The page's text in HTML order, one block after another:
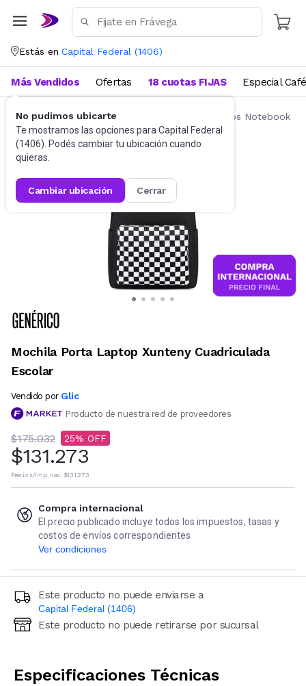
Estás en Capital Federal (1406)
No pudimos ubicarte
Te mostramos las opciones para Capital Federal
(1406). Podés cambiar tu ubicación cuando
quieras.
cambiar ubicación cerrar
Más Vendidos Ofertas 18 cuotas FIJAS Especial Café
Accesorios de Informática Mochilas y Bolsos Notebook
Mochila Porta Laptop Xunteny Cuadriculada
Escolar
Vendido por Glic
Producto de nuestra red de proveedores
$175.032 25
$131.273
Precio s/imp. nac. $131.273
Compra internacional
El precio publicado incluye todos los impuestos, tasas y
costos de envíos correspondientes
Ver condiciones
Este producto no puede enviarse a
Capital Federal (1406)
Ingresá código postal (sólo números)
Este producto no puede retirarse por sucursal
Especificaciones Técnicas